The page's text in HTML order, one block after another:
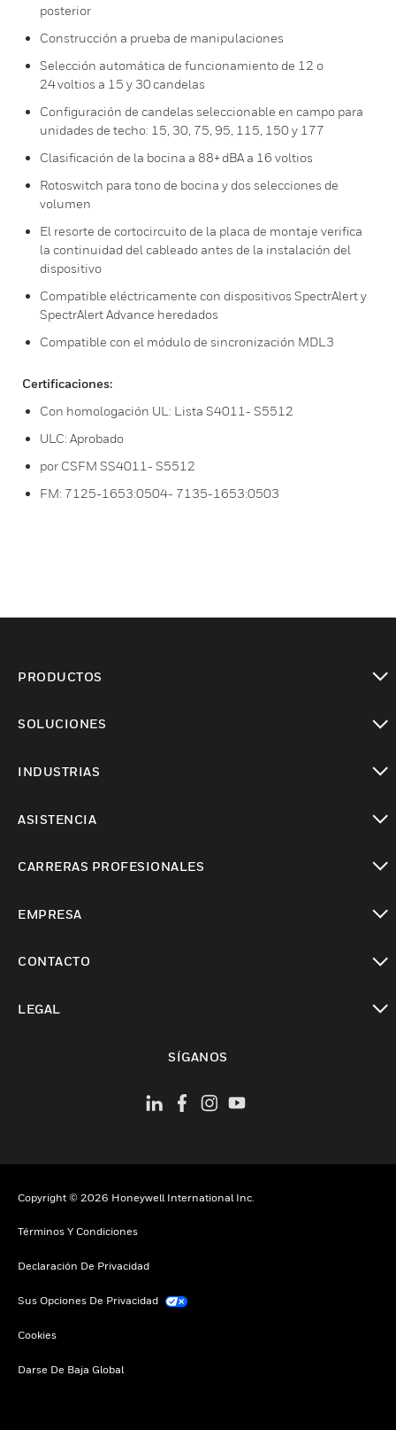
posterior
Construcción a prueba de manipulaciones
Selección automática de funcionamiento de 12 o
24 voltios a 15 y 30 candelas
Configuración de candelas seleccionable en campo para
unidades de techo: 15, 30, 75, 95, 115, 150 y 177
Clasificación de la bocina a 88+ dBA a 16 voltios
Rotoswitch para tono de bocina y dos selecciones de
volumen
El resorte de cortocircuito de la placa de montaje verifica
la continuidad del cableado antes de la instalación del
dispositivo
Compatible eléctricamente con dispositivos SpectrAlert y
SpectrAlert Advance heredados
Compatible con el módulo de sincronización MDL3
Certificaciones:
Con homologación UL: Lista S4011- S5512
ULC: Aprobado
por CSFM SS4011- S5512
FM: 7125-1653:0504- 7135-1653:0503
PRODUCTOS
SOLUCIONES
INDUSTRIAS
ASISTENCIA
CARRERAS PROFESIONALES
EMPRESA
CONTACTO
LEGAL
SÍGANOS
Copyright © 2026 Honeywell International Inc.
Términos Y Condiciones
Declaración De Privacidad
Sus Opciones De Privacidad
Cookies
Darse De Baja Global